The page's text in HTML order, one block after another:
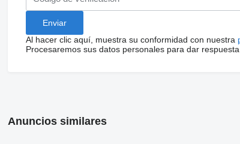
Al hacer clic aquí, muestra su conformidad con nuestra
Procesaremos sus datos personales para dar respuesta
Anuncios similares